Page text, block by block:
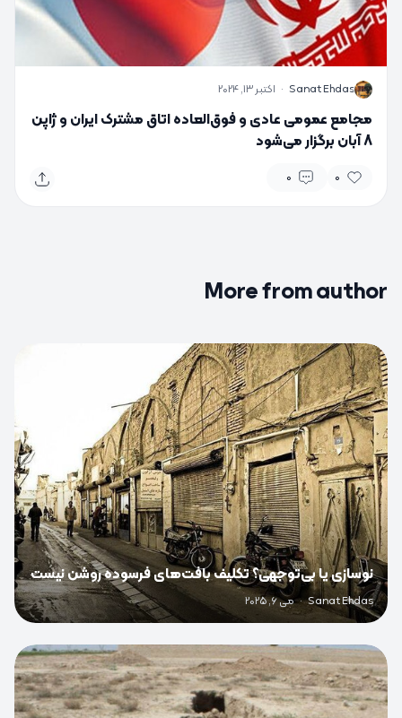
S
Sanat Ehdas
· اکتبر 13, 2024
مجامع عمومی عادی و فوق‌العاده اتاق مشترک ایران و ژاپن
8 آبان برگزار می‌شود
0
0
More from author
0
نوسازی یا بی‌توجهی؟ تکلیف بافت‌های فرسوده روشن نیست
Sanat Ehdas
· می 6, 2025
0